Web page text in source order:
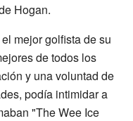
Hogan.
mejor golfista de su
de todos los
y una voluntad de
podía intimidar a
"The Wee Ice